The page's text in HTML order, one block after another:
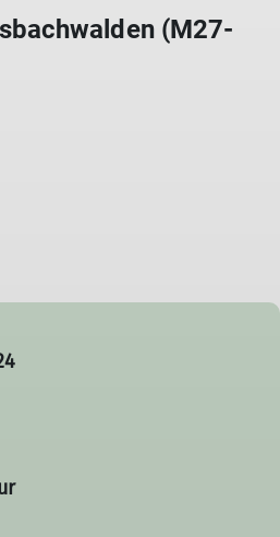
(M27-